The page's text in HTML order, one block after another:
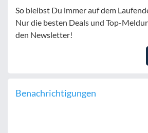
So bleibst Du immer auf dem
Nur die besten Deals und Top-
den Newsletter!
Benachrichtigungen